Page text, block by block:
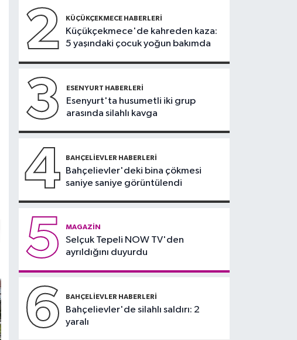
Sarıyer Haberleri
19:58Sarıyer’de
şarampole devrilen
şoförü yaralandı
İstanbul Haberleri
19:57Eyüpsultan'da
trafikte tartıştığı
sürücünün önünü kesip
180 bin lira ceza
2 KÜÇÜKÇEKMECE HABERLERI
Küçükçekmece'de kahreden kaza:
5 yaşındaki çocuk yoğun bakımda
3 ESENYURT HABERLERI
Esenyurt'ta husumetli iki grup
arasında silahlı kavga
4 BAHÇELIEVLER HABERLERI
Bahçelievler'deki bina çökmesi
saniye saniye görüntülendi
5 MAGAZIN
Selçuk Tepeli NOW TV'den
ayrıldığını duyurdu
6 BAHÇELIEVLER HABERLERI
Bahçelievler'de silahlı saldırı: 2
yaralı